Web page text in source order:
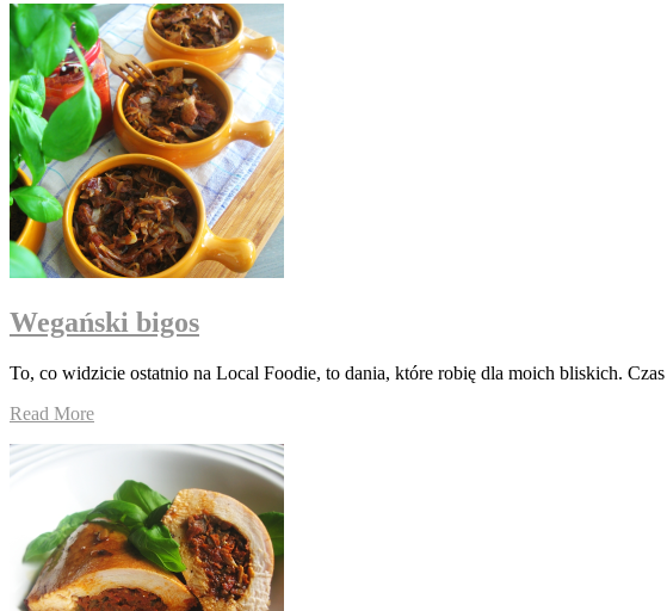
Wegański bigos
To, co widzicie ostatnio na Local Foodie, to dania, które robię dla moich bliskich.
Read More